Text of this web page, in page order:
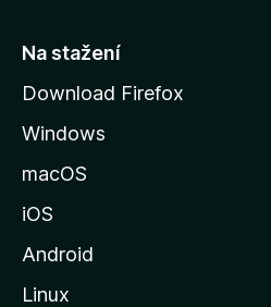
t
á
n
M
o
Na stažení
Download Firefox
Windows
macOS
iOS
Android
Linux